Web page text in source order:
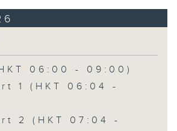
06:00 - 09:00)
1 (HKT 06:04 -
2 (HKT 07:04 -